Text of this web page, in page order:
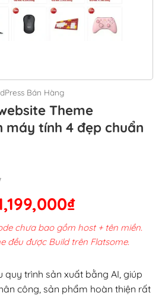
Bán Hàng
Theme
máy tính 4 đẹp chuẩn
gốc
2,800,000₫.
₫Giá
hiện
tại
1,199,000₫.
chưa bao gồm host + tên miền.
đều được Build trên Flatsome.
quy trình sản xuất bằng AI, giúp
công, sản phẩm hoàn thiện rất